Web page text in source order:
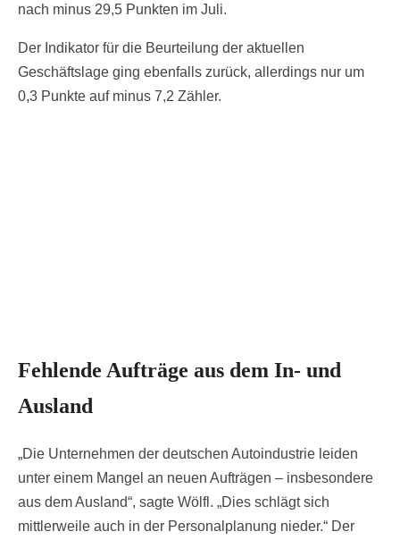
nach minus 29,5 Punkten im Juli.
Der Indikator für die Beurteilung der aktuellen
Geschäftslage ging ebenfalls zurück, allerdings nur um
0,3 Punkte auf minus 7,2 Zähler.
Fehlende Aufträge aus dem In- und
Ausland
„Die Unternehmen der deutschen Autoindustrie leiden
unter einem Mangel an neuen Aufträgen – insbesondere
aus dem Ausland“, sagte Wölfl. „Dies schlägt sich
mittlerweile auch in der Personalplanung nieder.“ Der